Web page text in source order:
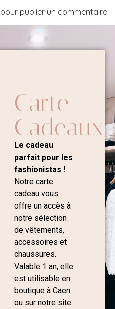
pour publier un commentaire.
Carte
Cadeaux
Le cadeau
parfait pour les
fashionistas !
Notre carte
cadeau vous
offre un accès à
notre sélection
de vêtements,
accessoires et
chaussures.
Valable 1 an, elle
est utilisable en
boutique à Caen
ou sur notre site